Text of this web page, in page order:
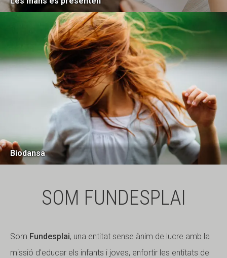
Biodansa
SOM FUNDESPLAI
Som Fundesplai, una entitat sense ànim de lucre amb la
missió d'educar els infants i joves, enfortir les entitats de